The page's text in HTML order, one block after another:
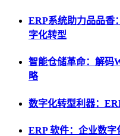
ERP系统助力品品香
字化转型
智能仓储革命：解码
略
数字化转型利器：
ERP 软件：企业数